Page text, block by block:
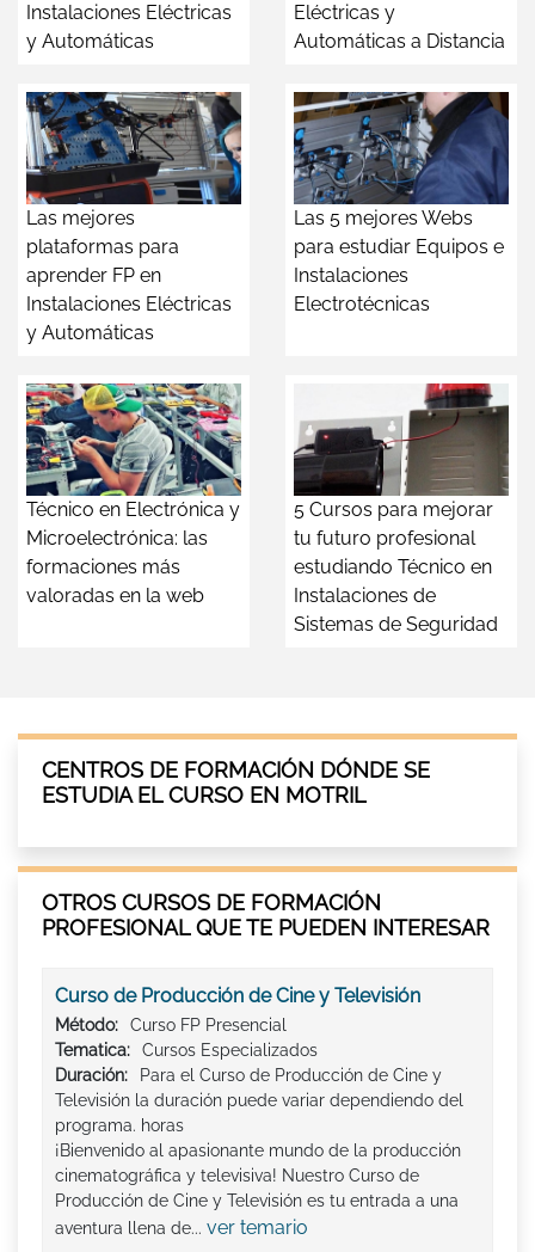
Instalaciones Eléctricas
y Automáticas
Eléctricas y
Automáticas a Distancia
Las mejores
plataformas para
aprender FP en
Instalaciones Eléctricas
y Automáticas
Las 5 mejores Webs
para estudiar Equipos e
Instalaciones
Electrotécnicas
Técnico en Electrónica y
Microelectrónica: las
formaciones más
valoradas en la web
5 Cursos para mejorar
tu futuro profesional
estudiando Técnico en
Instalaciones de
Sistemas de Seguridad
CENTROS DE FORMACIÓN DÓNDE SE
ESTUDIA EL CURSO EN MOTRIL
OTROS CURSOS DE FORMACIÓN
PROFESIONAL QUE TE PUEDEN INTERESAR
Curso de Producción de Cine y Televisión
Método:
Curso FP Presencial
Tematica:
Cursos Especializados
Duración:
Para el Curso de Producción de Cine y
Televisión la duración puede variar dependiendo del
programa. horas
¡Bienvenido al apasionante mundo de la producción
cinematográfica y televisiva! Nuestro Curso de
Producción de Cine y Televisión es tu entrada a una
aventura llena de... ver temario